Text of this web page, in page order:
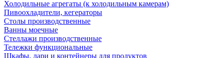
Холодильные агрегаты (к холодильным камерам)
Пивоохладители, кегераторы
Столы производственные
Ванны моечные
Стеллажи производственные
Тележки функциональные
Шкафы, лари и контейнеры для продуктов